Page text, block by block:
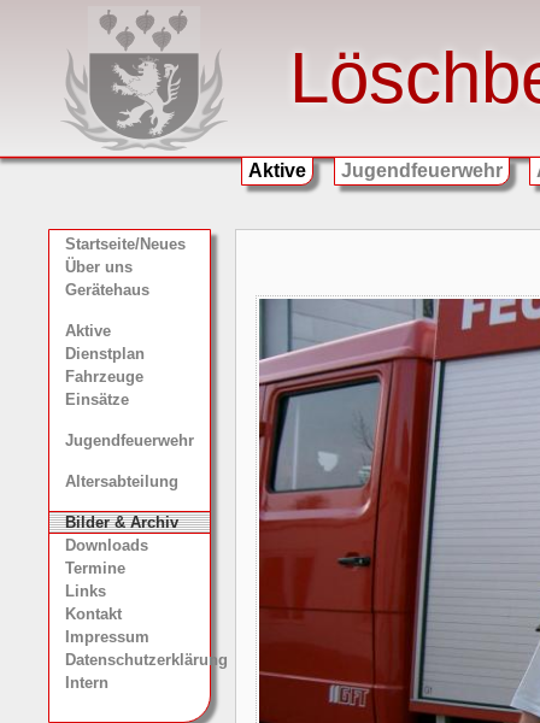
Aktive Jugendfeuerwehr
Startseite/Neues
Über uns
Gerätehaus
Aktive
Dienstplan
Fahrzeuge
Einsätze
Jugendfeuerwehr
Altersabteilung
Bilder & Archiv
Downloads
Termine
Links
Kontakt
Impressum
Datenschutzerklärung
Intern